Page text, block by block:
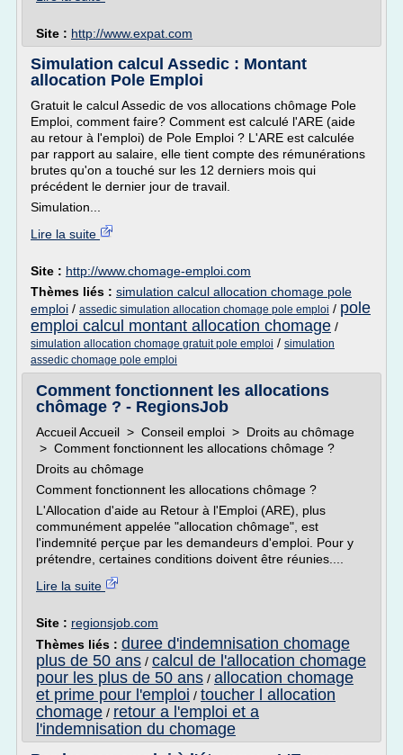
Site : http://www.expat.com
Simulation calcul Assedic : Montant
allocation Pole Emploi
Gratuit le calcul Assedic de vos allocations chômage Pole
Emploi, comment faire? Comment est calculé l'ARE (aide
au retour à l'emploi) de Pole Emploi ? L'ARE est calculée
par rapport au salaire, elle tient compte des rémunérations
brutes qu'on a touché sur les 12 derniers mois qui
précédent le dernier jour de travail.
Simulation...
Lire la suite
Site : http://www.chomage-emploi.com
Thèmes liés : simulation calcul allocation chomage pole
emploi / assedic simulation allocation chomage pole emploi / pole
emploi calcul montant allocation chomage /
simulation allocation chomage gratuit pole emploi / simulation
assedic chomage pole emploi
Comment fonctionnent les allocations
chômage ? - RegionsJob
Accueil Accueil > Conseil emploi > Droits au chômage
> Comment fonctionnent les allocations chômage ?
Droits au chômage
Comment fonctionnent les allocations chômage ?
L'Allocation d'aide au Retour à l'Emploi (ARE), plus
communément appelée "allocation chômage", est
l'indemnité perçue par les demandeurs d'emploi. Pour y
prétendre, certaines conditions doivent être réunies....
Lire la suite
Site : regionsjob.com
Thèmes liés : duree d'indemnisation chomage
plus de 50 ans / calcul de l'allocation chomage
pour les plus de 50 ans / allocation chomage
et prime pour l'emploi / toucher l allocation
chomage / retour a l'emploi et a
l'indemnisation du chomage